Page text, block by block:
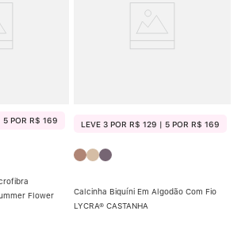
5 POR R$ 169
Flower
LEVE 3 POR R$ 129 | 5 POR R$ 169
Calcinha Biquíni Em Algodão Com Fio
LYCRA® CASTANHA